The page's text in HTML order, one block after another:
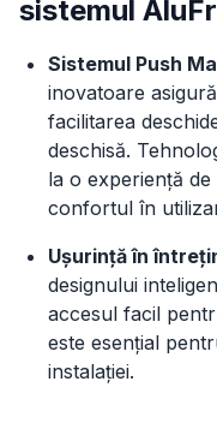
sistemul
Sistemul Push
inovatoare
facilitarea
deschisă.
la o experiență
confortul în
Ușurință în
designului
accesul facil
este esențial
instalației.